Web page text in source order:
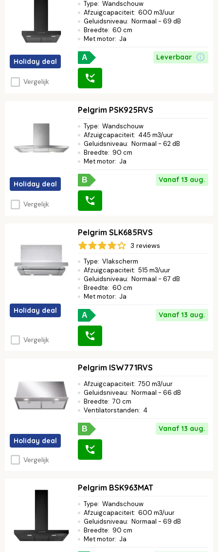
Holiday deal
Vergelijk
Type: Wandschouw
Afzuigcapaciteit: 600 m3/uur
Geluidsniveau: Normaal - 69 dB
Breedte: 60 cm
Met motor: Ja
A Leverbaar
Holiday deal
Vergelijk
Pelgrim PSK925RVS
Type: Wandschouw
Afzuigcapaciteit: 445 m3/uur
Geluidsniveau: Normaal - 62 dB
Breedte: 90 cm
Met motor: Ja
B Vanaf 13 aug.
Holiday deal
Vergelijk
Pelgrim SLK685RVS
3 reviews
Type: Vlakscherm
Afzuigcapaciteit: 515 m3/uur
Geluidsniveau: Normaal - 67 dB
Breedte: 60 cm
Met motor: Ja
A Vanaf 13 aug.
Holiday deal
Vergelijk
Pelgrim ISW771RVS
Afzuigcapaciteit: 750 m3/uur
Geluidsniveau: Normaal - 66 dB
Breedte: 70 cm
Ventilatorstanden: 4
B Vanaf 13 aug.
Pelgrim BSK963MAT
Type: Wandschouw
Afzuigcapaciteit: 600 m3/uur
Geluidsniveau: Normaal - 69 dB
Breedte: 90 cm
Met motor: Ja